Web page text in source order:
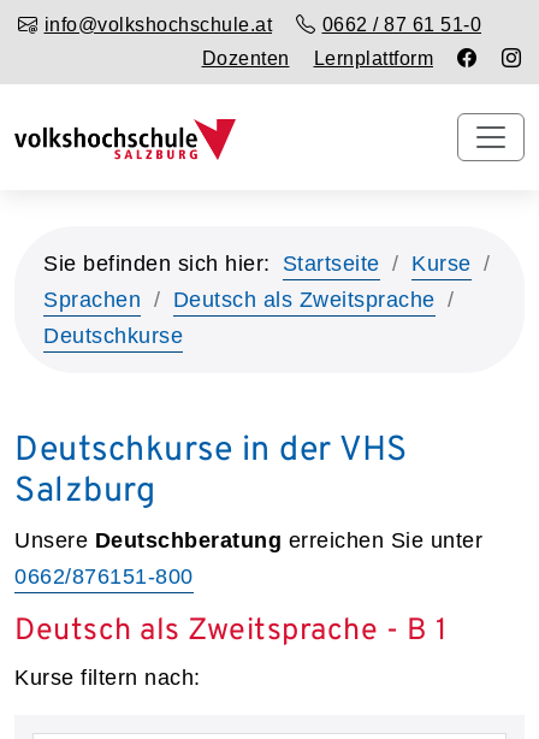
info@volkshochschule.at
0662 / 87 61 51-0
Dozenten
Lernplattform
Sie befinden sich hier: Startseite
Kurse
Sprachen
Deutsch als Zweitsprache
Deutschkurse
Deutschkurse in der VHS
Salzburg
Unsere Deutschberatung erreichen Sie unter
0662/876151-800
Deutsch als Zweitsprache - B 1
Kurse filtern nach: